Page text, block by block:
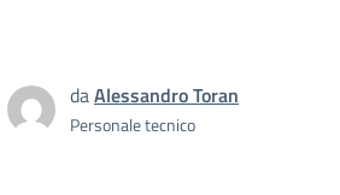
daAlessandro Toran
Personale tecnico